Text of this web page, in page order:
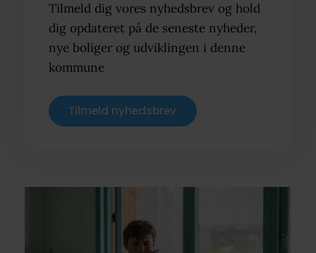
Tilmeld dig vores nyhedsbrev og hold
dig opdateret på de seneste nyheder,
nye boliger og udviklingen i denne
kommune
Tilmeld nyhedsbrev